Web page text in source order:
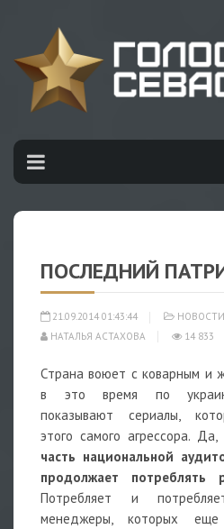
ПОСЛЕДНИЙ
21.09.2014 01:43:44 НОВОСТИ
НАТАЛЬЯ АСТАХОВА
14 833
Страна воюет с коварным и
в это время по
показывают сериалы,
этого самого агрессора.
часть национальной
продолжает потреблять
Потребляет и
менеджеры, которых